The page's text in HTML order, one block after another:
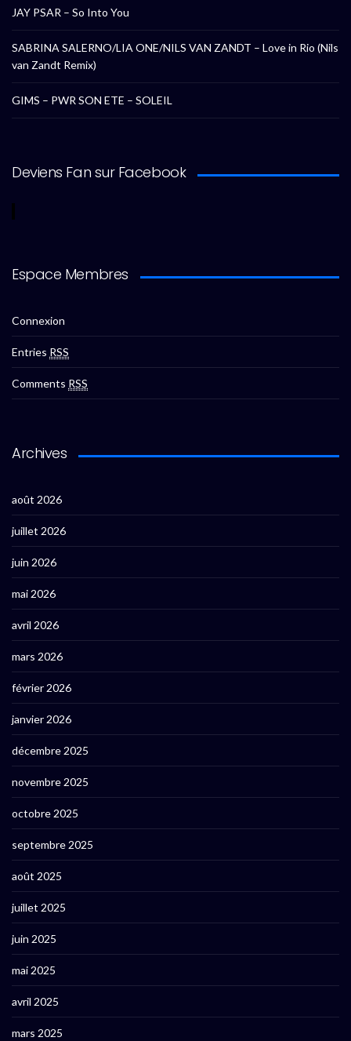
JAY PSAR – So Into You
SABRINA SALERNO/LIA ONE/NILS VAN ZANDT – Love in Rio (Nils
van Zandt Remix)
GIMS – PWR SON ETE – SOLEIL
Deviens Fan sur Facebook
Espace Membres
Connexion
Entries RSS
Comments RSS
Archives
août 2026
juillet 2026
juin 2026
mai 2026
avril 2026
mars 2026
février 2026
janvier 2026
décembre 2025
novembre 2025
octobre 2025
septembre 2025
août 2025
juillet 2025
juin 2025
mai 2025
avril 2025
mars 2025